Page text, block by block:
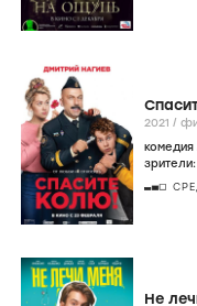
2021 /
комедия
зрители:
Не